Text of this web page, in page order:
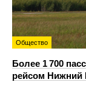
Общество
Более 1 700
рейсом Нижний